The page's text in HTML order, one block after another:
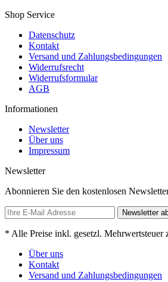
Shop Service
Datenschutz
Kontakt
Versand und Zahlungsbedingungen
Widerrufsrecht
Widerrufsformular
AGB
Informationen
Newsletter
Über uns
Impressum
Newsletter
Abonnieren Sie den kostenlosen
Newsletter
* Alle Preise inkl. gesetzl. Mehrwertsteuer
Über uns
Kontakt
Versand und Zahlungsbedingungen